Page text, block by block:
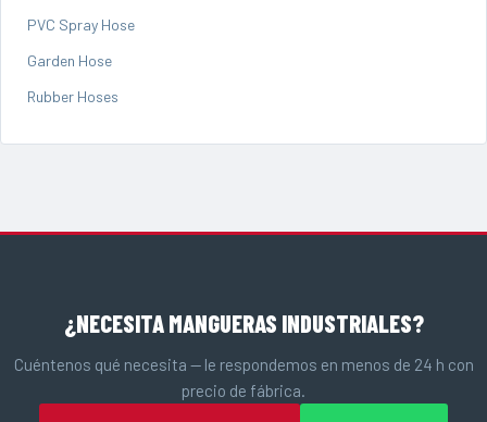
PVC Spray Hose
Garden Hose
Rubber Hoses
¿NECESITA MANGUERAS INDUSTRIALES?
Cuéntenos qué necesita — le respondemos en menos de 24 h con
precio de fábrica.